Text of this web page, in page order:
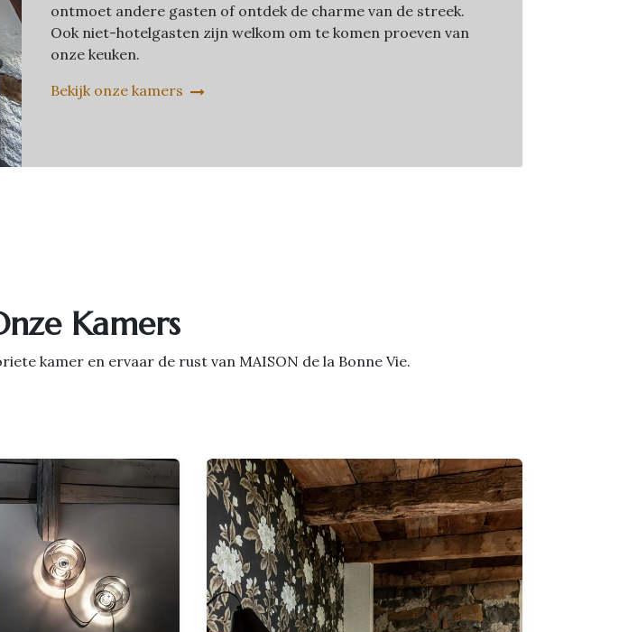
ontmoet andere gasten of ontdek de charme van de streek.
Ook niet-hotelgasten zijn welkom om te komen proeven van
onze keuken.
Bekijk onze kamers
Kamers
kamer en ervaar de rust van MAISON de la Bonne Vie.